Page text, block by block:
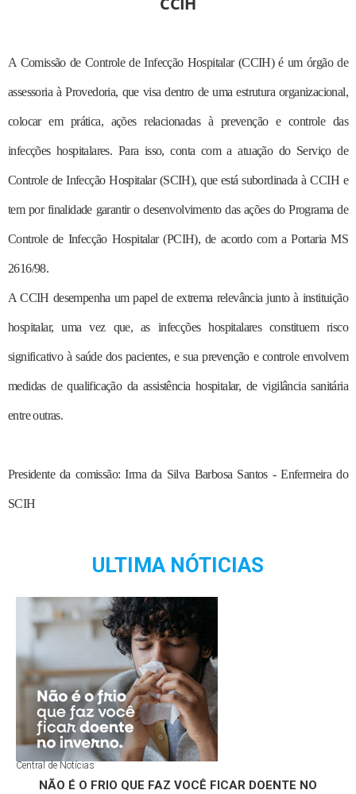
A Comissão de Controle de Infecção Hospitalar (CCIH) é um órgão de
assessoria à Provedoria, que visa dentro de uma estrutura organizacional,
colocar em prática, ações relacionadas à prevenção e controle das
infecções hospitalares. Para isso, conta com a atuação do Serviço de
Controle de Infecção Hospitalar (SCIH), que está subordinada à CCIH e
tem por finalidade garantir o desenvolvimento das ações do Programa de
Controle de Infecção Hospitalar (PCIH), de acordo com a Portaria MS
2616/98.
A CCIH desempenha um papel de extrema relevância junto à instituição
hospitalar, uma vez que, as infecções hospitalares constituem risco
significativo à saúde dos pacientes, e sua prevenção e controle envolvem
medidas de qualificação da assistência hospitalar, de vigilância sanitária
entre outras.
Presidente da comissão: Irma da Silva Barbosa Santos - Enfermeira do
SCIH
ULTIMA NÓTICIAS
Central de Notícias
NÃO É O FRIO QUE FAZ VOCÊ FICAR DOENTE NO